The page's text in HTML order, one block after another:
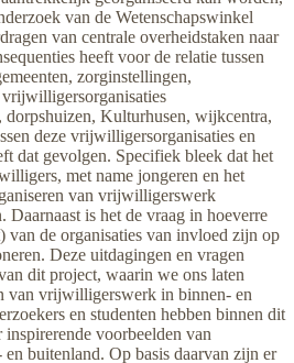
van de Wetenschapswinkel
van centrale overheidstaken naar
heeft voor de relatie tussen
zorginstellingen,
dorpshuizen, Kulturhusen, wijkcentra,
deze vrijwilligersorganisaties en
dat gevolgen. Specifiek bleek dat het
met name jongeren en het
van vrijwilligerswerk
is het de vraag in hoeverre
van de organisaties van invloed zijn op
Deze uitdagingen en vragen
dit project, waarin we ons laten
van vrijwilligerswerk in binnen- en
en studenten hebben binnen dit
inspirerende voorbeelden van
buitenland. Op basis daarvan zijn er